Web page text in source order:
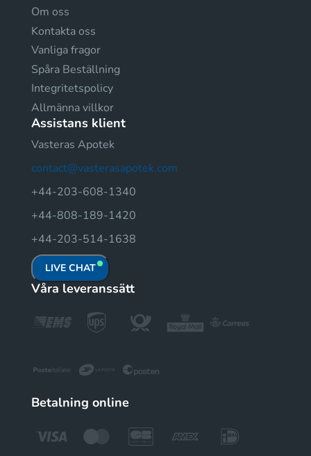
Om oss
Kontakta oss
Vanliga fragor
Spåra Beställning
Integritetspolicy
Allmänna villkor
Assistans klient
Vasteras Apotek
contact@vasterasapotek.com
+44-203-608-1340
+44-808-189-1420
+44-203-514-1638
LIVE CHAT
Våra leveranssätt
Betalning online